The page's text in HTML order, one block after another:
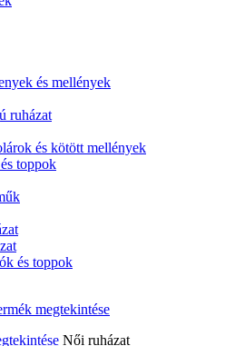
és mellények
ruházat
és kötött mellények
toppok
és toppok
Női ruházat